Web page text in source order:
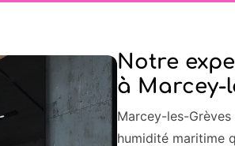
Notre
à Marcey-
Marcey-les-
humidité maritime